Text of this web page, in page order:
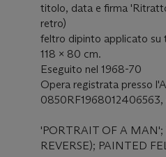
titolo, data e firma
retro)
feltro dipinto applicato su
118 x 80 cm.
Eseguito nel 1968-70
Opera registrata presso
'PORTRAIT OF A
REVERSE); PAINTED